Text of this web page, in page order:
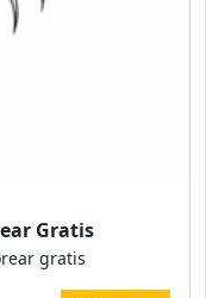
Gratis
gratis